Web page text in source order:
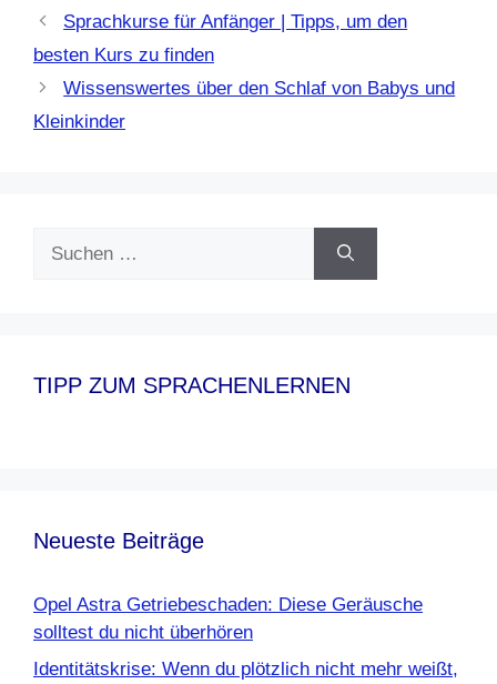
Sprachkurse für Anfänger | Tipps, um den
besten Kurs zu finden
Wissenswertes über den Schlaf von Babys und
Kleinkinder
TIPP ZUM SPRACHENLERNEN
Neueste Beiträge
Opel Astra Getriebeschaden: Diese Geräusche
solltest du nicht überhören
Identitätskrise: Wenn du plötzlich nicht mehr weißt,